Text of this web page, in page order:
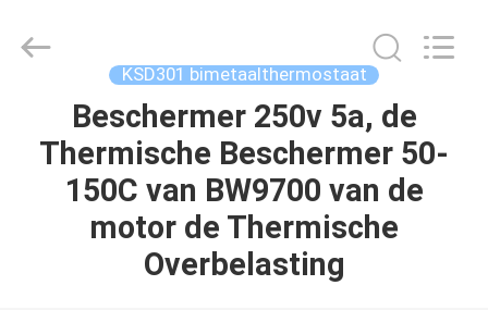
THUIS
PRODUCTEN
KSD301 bimetaalthermostaat
Beschermer 250v 5a, de
Thermische Beschermer 50-
150C van BW9700 van de
motor de Thermische
Overbelasting